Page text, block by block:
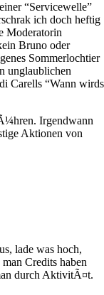
“Servicewelle”
ich doch heftig
Moderatorin
Bruno oder
Sommerlochtier
unglaublichen
Carells “Wann wirds
Irgendwann
Aktionen von
lade was hoch,
man Credits haben
durch AktivitÃ¤t.